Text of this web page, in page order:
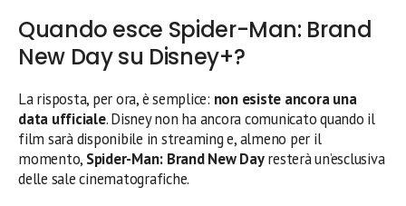
Quando esce Spider-Man: Brand
New Day su Disney+?
La risposta, per ora, è semplice: non esiste ancora una
data ufficiale. Disney non ha ancora comunicato quando il
film sarà disponibile in streaming e, almeno per il
momento, Spider-Man: Brand New Dayresterà un’esclusiva
delle sale cinematografiche.